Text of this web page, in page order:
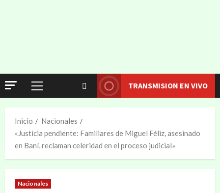
TRANSMISION EN VIVO
Inicio
Nacionales
«Justicia pendiente: Familiares de Miguel Féliz, asesinado
en Baní, reclaman celeridad en el proceso judicial»
Nacionales